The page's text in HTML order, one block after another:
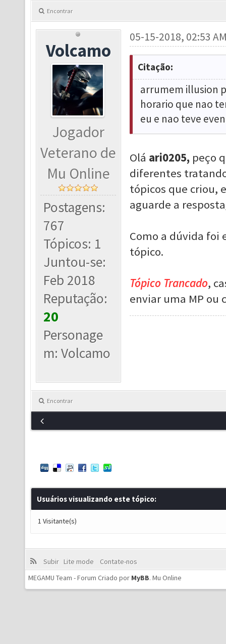
Encontrar
Volcamo
Jogador
Veterano de
Mu Online
Postagens:
767
Tópicos: 1
Juntou-se:
Feb 2018
Reputação:
20
Personage
m: Volcamo
05-15-2018, 02:53
Citação:
arrumem illusion
horario que nao
eu e nao teve
Olá ari0205, peço
diferentes
tópicos que criou,
aguarde a
Como a dúvida foi
tópico.
Tópico Trancado,
enviar uma MP ou
Encontrar
Usuários visualizando este tópico:
1 Visitante(s)
Subir Lite mode
Contate-nos
MEGAMU Team - Forum Criado por MyBB. Mu Online